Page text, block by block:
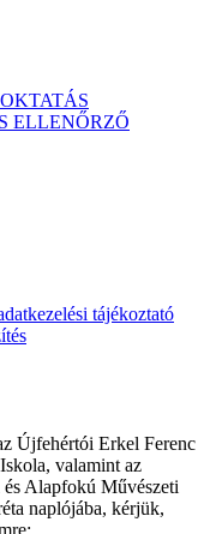
ELLENŐRZŐ
tájékoztató
Újfehértói Erkel Ferenc
valamint az
Alapfokú Művészeti
naplójába, kérjük,